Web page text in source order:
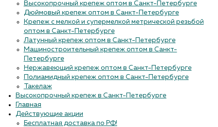
Высокопрочный крепеж оптом в Санкт-Петербурге
Дюймовый крепеж оптом в Санкт-Петербурге
Крепеж с мелкой и супермелкой метрической резьбой
оптом в Санкт-Петербурге
Латунный крепеж оптом в Санкт-Петербурге
Машиностроительный крепеж оптом в Санкт-
Петербурге
Нержавеющий крепеж оптом в Санкт-Петербурге
Полиамидный крепеж оптом в Санкт-Петербурге
Такелаж
Высокопрочный крепеж в Санкт-Петербурге
Главная
Действующие акции
Бесплатная доставка по РФ!